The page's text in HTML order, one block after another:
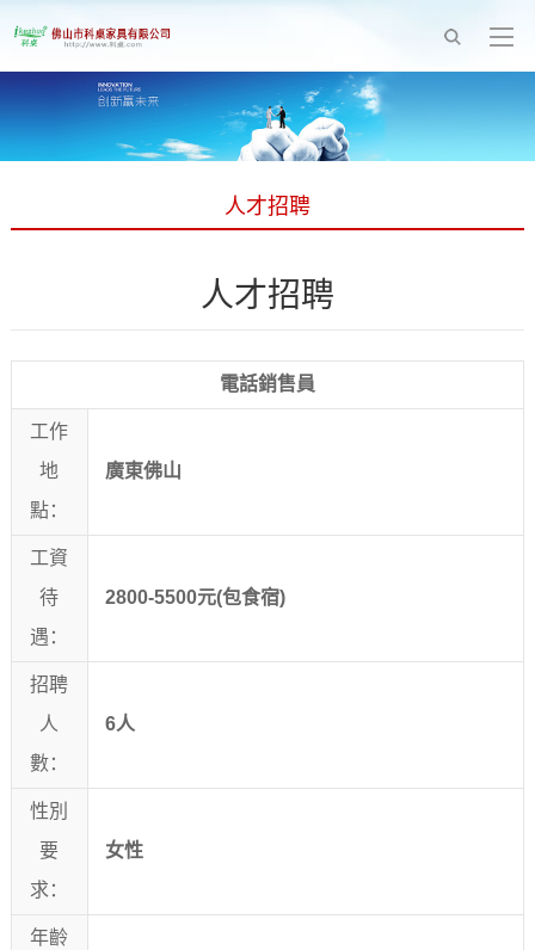
人才招聘
人才招聘
電話銷售員
工作
地
點：
廣東佛山
工資
待
遇：
2800-5500元(包食宿)
招聘
人
數：
6人
性別
要
求：
女性
年齡